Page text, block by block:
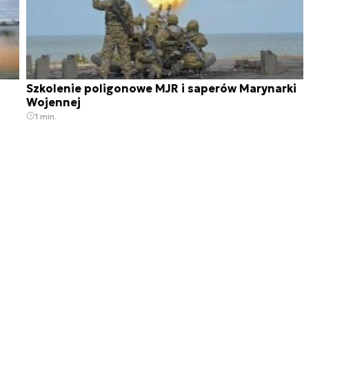
Szkolenie poligonowe MJR i saperów Marynarki
Wojennej
1 min.